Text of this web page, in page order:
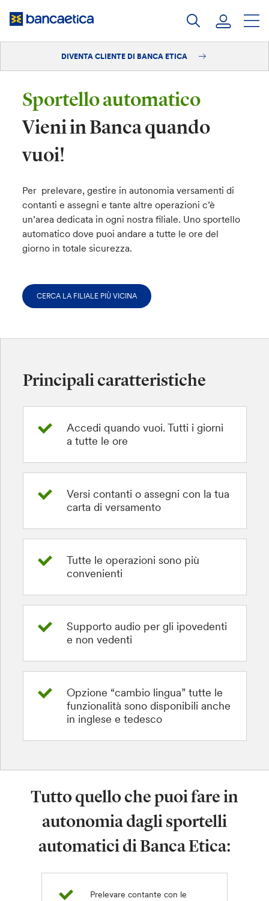
Diventa cliente
DIVENTA CLIENTE DI BANCA ETICA
Sportello automatico
Vieni in Banca quando
vuoi!
Per prelevare, gestire in autonomia versamenti di
contanti e assegni e tante altre operazioni c’è
un’area dedicata in ogni nostra filiale. Uno sportello
automatico dove puoi andare a tutte le ore del
giorno in totale sicurezza.
CERCA LA FILIALE PIÙ VICINA
Principali caratteristiche
Accedi quando vuoi. Tutti i giorni
a tutte le ore
Versi contanti o assegni con la tua
carta di versamento
Tutte le operazioni sono più
convenienti
Supporto audio per gli ipovedenti
e non vedenti
Opzione “cambio lingua” tutte le
funzionalità sono disponibili anche
in inglese e tedesco
Tutto quello che puoi fare in
autonomia dagli sportelli
automatici di Banca Etica:
Prelevare contante con le